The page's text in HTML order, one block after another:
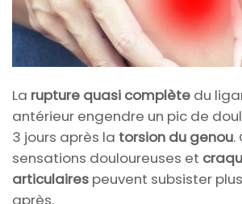
La rupture quasi complète du
antérieur engendre un pic de
3 jours après la torsion du genou.
sensations douloureuses et
articulaires peuvent subsister
après.